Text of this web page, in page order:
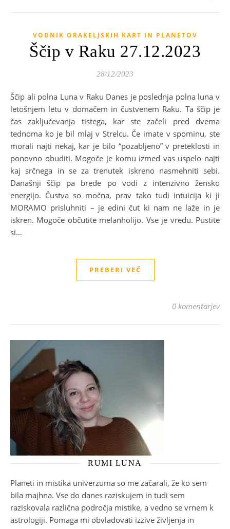
VODNIK ORAKELJSKIH KART IN PLANETOV
Ščip v Raku 27.12.2023
28/12/2023
Ščip ali polna Luna v Raku Danes je poslednja polna luna v
letošnjem letu v domačem in čustvenem Raku. Ta ščip je
čas zaključevanja tistega, kar ste začeli pred dvema
tednoma ko je bil mlaj v Strelcu. Če imate v spominu, ste
morali najti nekaj, kar je bilo “pozabljeno” v preteklosti in
ponovno obuditi. Mogoče je komu izmed vas uspelo najti
kaj srčnega in se za trenutek iskreno nasmehniti sebi.
Današnji ščip pa brede po vodi z intenzivno žensko
energijo. Čustva so močna, prav tako tudi intuicija ki ji
MORAMO prisluhniti – je edini čut ki nam ne laže in je
iskren. Mogoče občutite melanholijo. Vse je vredu. Pustite
si…
PREBERI VEČ
0 komentarjev
RUMI LUNA
Planeti in mistika univerzuma so me začarali, že ko sem
bila majhna. Vse do danes raziskujem in tudi sem
raziskovala različna področja mistike, a vedno se vrnem k
astrologiji. Pomaga mi obvladovati izzive življenja in